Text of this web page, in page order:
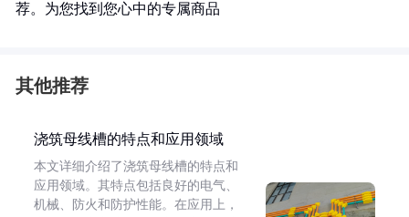
荐。为您找到您心中的专属商品
其他推荐
浇筑母线槽的特点和应用领域
本文详细介绍了浇筑母线槽的特点和
应用领域。其特点包括良好的电气、
机械、防火和防护性能。在应用上，